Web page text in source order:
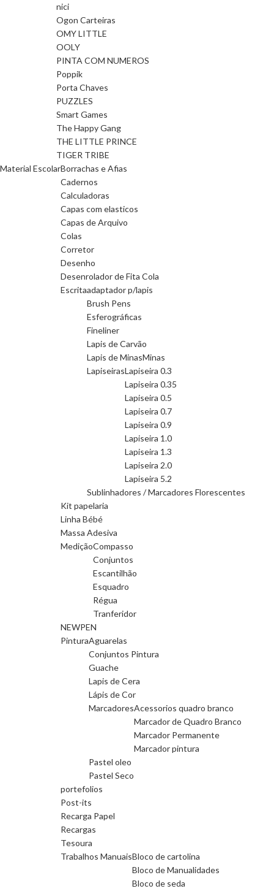
nici
Ogon Carteiras
OMY LITTLE
OOLY
PINTA COM NUMEROS
Poppik
Porta Chaves
PUZZLES
Smart Games
The Happy Gang
THE LITTLE PRINCE
TIGER TRIBE
Material EscolarBorrachas e Afias
Cadernos
Calculadoras
Capas com elasticos
Capas de Arquivo
Colas
Corretor
Desenho
Desenrolador de Fita Cola
Escritaadaptador p/lapis
Brush Pens
Esferográficas
Fineliner
Lapis de Carvão
Lapis de MinasMinas
LapiseirasLapiseira 0.3
Lapiseira 0.35
Lapiseira 0.5
Lapiseira 0.7
Lapiseira 0.9
Lapiseira 1.0
Lapiseira 1.3
Lapiseira 2.0
Lapiseira 5.2
Sublinhadores / Marcadores Florescentes
Kit papelaria
Linha Bébé
Massa Adesiva
MediçãoCompasso
Conjuntos
Escantilhão
Esquadro
Régua
Tranferidor
NEWPEN
PinturaAguarelas
Conjuntos Pintura
Guache
Lapis de Cera
Lápis de Cor
MarcadoresAcessorios quadro branco
Marcador de Quadro Branco
Marcador Permanente
Marcador pintura
Pastel oleo
Pastel Seco
portefolios
Post-its
Recarga Papel
Recargas
Tesoura
Trabalhos ManuaisBloco de cartolina
Bloco de Manualidades
Bloco de seda